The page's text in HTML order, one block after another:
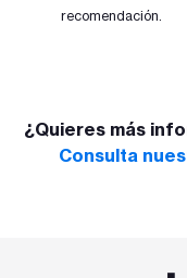
recomendación.
¿Quieres más
Consulta